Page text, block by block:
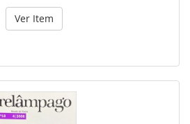
Ver Item